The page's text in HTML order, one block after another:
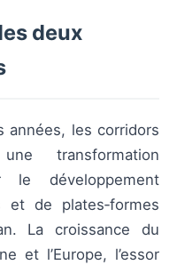
deux
années, les corridors
transformation
le développement
et de plates‑formes
La croissance du
et l’Europe, l’essor